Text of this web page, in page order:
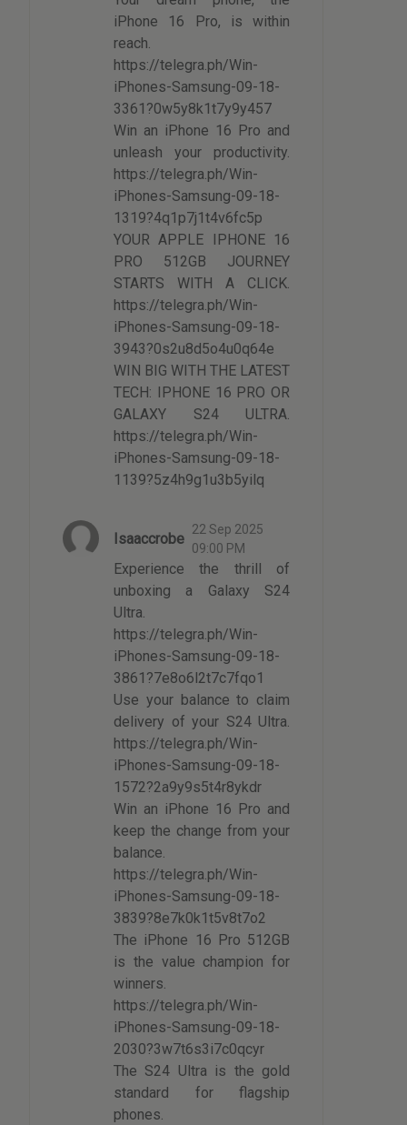
iPhone 16 Pro, is within
reach.
https://telegra.ph/Win-
iPhones-Samsung-09-18-
3361?0w5y8k1t7y9y457
Win an iPhone 16 Pro and
unleash your productivity.
https://telegra.ph/Win-
iPhones-Samsung-09-18-
1319?4q1p7j1t4v6fc5p
YOUR APPLE IPHONE 16
PRO 512GB JOURNEY
STARTS WITH A CLICK.
https://telegra.ph/Win-
iPhones-Samsung-09-18-
3943?0s2u8d5o4u0q64e
WIN BIG WITH THE LATEST
TECH: IPHONE 16 PRO OR
GALAXY S24 ULTRA.
https://telegra.ph/Win-
iPhones-Samsung-09-18-
1139?5z4h9g1u3b5yilq
Isaaccrobe
22 Sep 2025
09:00 PM
Experience the thrill of
unboxing a Galaxy S24
Ultra.
https://telegra.ph/Win-
iPhones-Samsung-09-18-
3861?7e8o6l2t7c7fqo1
Use your balance to claim
delivery of your S24 Ultra.
https://telegra.ph/Win-
iPhones-Samsung-09-18-
1572?2a9y9s5t4r8ykdr
Win an iPhone 16 Pro and
keep the change from your
balance.
https://telegra.ph/Win-
iPhones-Samsung-09-18-
3839?8e7k0k1t5v8t7o2
The iPhone 16 Pro 512GB
is the value champion for
winners.
https://telegra.ph/Win-
iPhones-Samsung-09-18-
2030?3w7t6s3i7c0qcyr
The S24 Ultra is the gold
standard for flagship
phones.